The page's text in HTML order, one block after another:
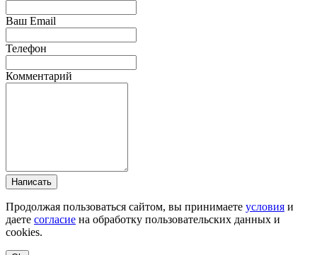
Ваш Email
Телефон
Комментарий
Написать
Продолжая пользоваться сайтом, вы принимаете условия и
даете согласие на обработку пользовательских данных и
cookies.